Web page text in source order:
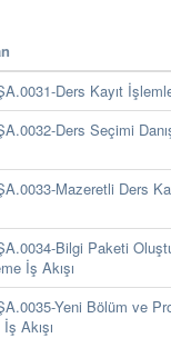
Ders Kayıt
Ders Seçimi
Mazeretli Ders
Bilgi Paketi
İş Akışı
Yeni Bölüm ve
Akışı